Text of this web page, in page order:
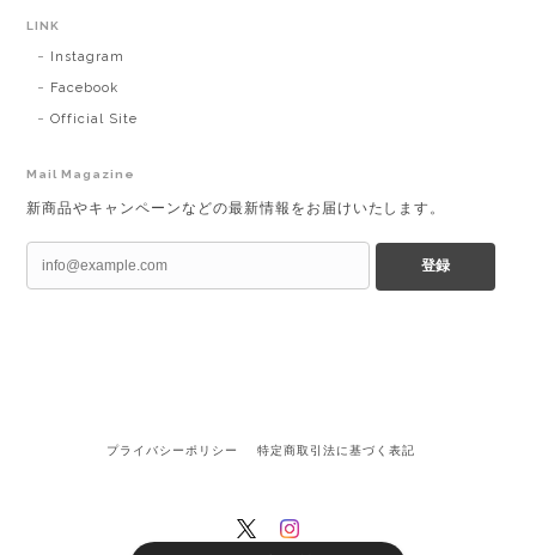
LINK
Instagram
Facebook
Official Site
Mail Magazine
新商品やキャンペーンなどの最新情報をお届けいたします。
登録
プライバシーポリシー 特定商取引法に基づく表記